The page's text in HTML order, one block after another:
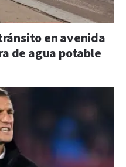
en avenida
de agua potable